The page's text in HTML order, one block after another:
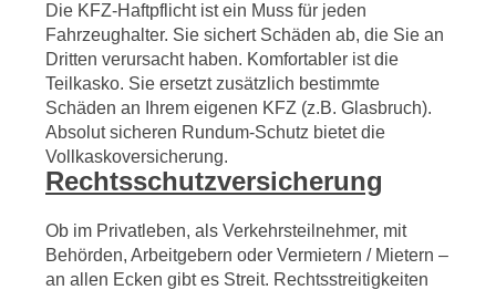
Die KFZ-Haftpflicht ist ein Muss für jeden
Fahrzeughalter. Sie sichert Schäden ab, die Sie an
Dritten verursacht haben. Komfortabler ist die
Teilkasko. Sie ersetzt zusätzlich bestimmte
Schäden an Ihrem eigenen KFZ (z.B. Glasbruch).
Absolut sicheren Rundum-Schutz bietet die
Vollkaskoversicherung.
Rechtsschutzversicherung
Ob im Privatleben, als Verkehrsteilnehmer, mit
Behörden, Arbeitgebern oder Vermietern / Mietern –
an allen Ecken gibt es Streit. Rechtsstreitigkeiten